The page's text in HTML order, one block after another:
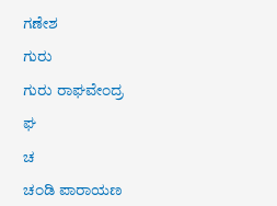
ಗಣೇಶ
ಗುರು
ಗುರು ರಾಘವೇಂದ್ರ
ಘ
ಚ
ಚಂಡಿ ಪಾರಾಯಣ